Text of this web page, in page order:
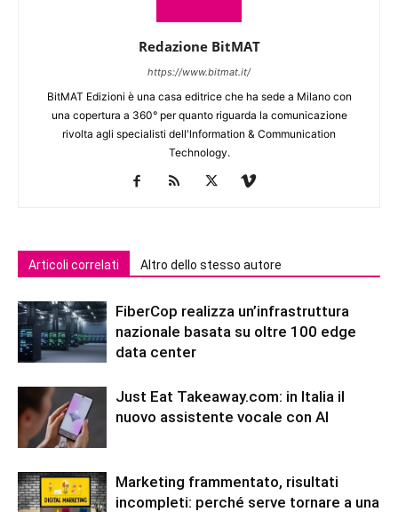
Redazione BitMAT
https://www.bitmat.it/
BitMAT Edizioni è una casa editrice che ha sede a Milano con
una copertura a 360° per quanto riguarda la comunicazione
rivolta agli specialisti dell'lnformation & Communication
Technology.
Articoli correlati Altro dello stesso autore
FiberCop realizza un’infrastruttura
nazionale basata su oltre 100 edge
data center
Just Eat Takeaway.com: in Italia il
nuovo assistente vocale con AI
Marketing frammentato, risultati
incompleti: perché serve tornare a una